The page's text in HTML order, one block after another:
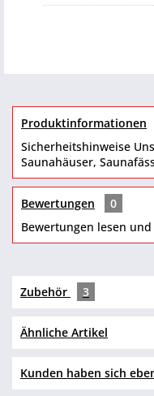
Produktinformationen
Sicherheitshinweise
Saunahäuser,
Bewertungen
0
Bewertungen lesen
Zubehör 3
Ähnliche Artikel
Kunden haben sich